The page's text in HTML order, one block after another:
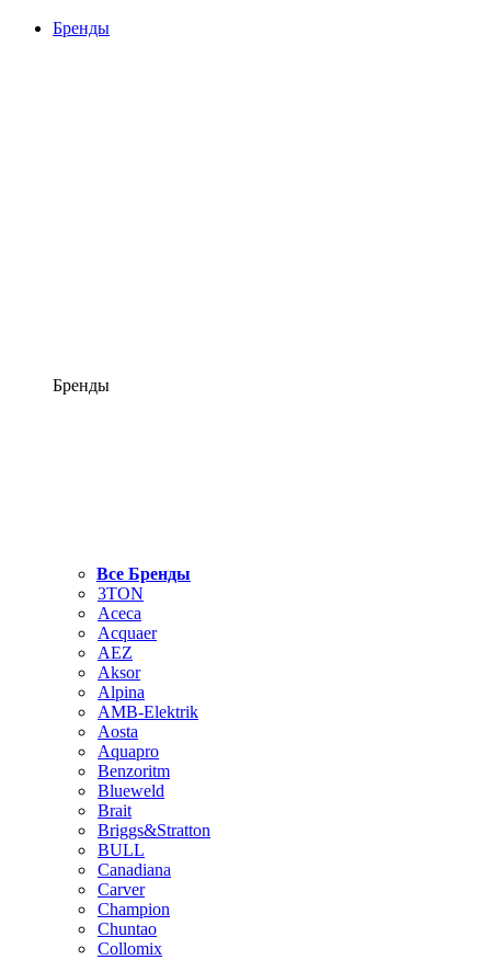
Бренды
Бренды
Все Бренды
3TON
Aceca
Acquaer
AEZ
Aksor
Alpina
AMB-Elektrik
Aosta
Aquapro
Benzoritm
Blueweld
Brait
Briggs&Stratton
BULL
Canadiana
Carver
Champion
Chuntao
Collomix